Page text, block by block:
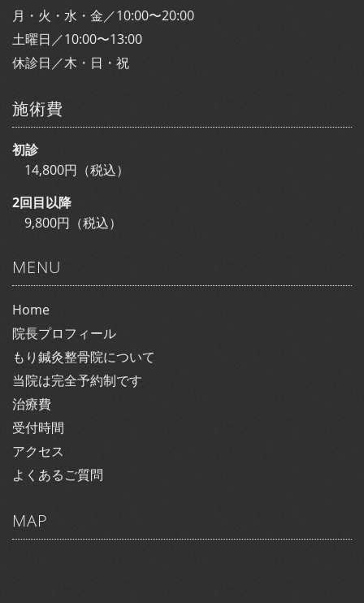
月・火・水・金／10:00〜20:00
土曜日／10:00〜13:00
休診日／木・日・祝
施術費
初診
14,800円（税込）
2回目以降
9,800円（税込）
MENU
Home
院長プロフィール
もり鍼灸整骨院について
当院は完全予約制です
治療費
受付時間
アクセス
よくあるご質問
MAP